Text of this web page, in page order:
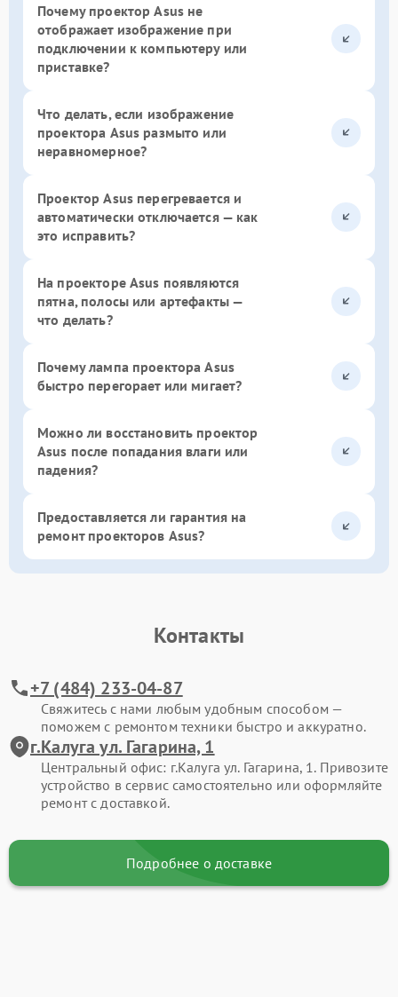
Почему проектор Asus не
отображает изображение при
подключении к компьютеру или
приставке?
Что делать, если изображение
проектора Asus размыто или
неравномерное?
Проектор Asus перегревается и
автоматически отключается — как
это исправить?
На проекторе Asus появляются
пятна, полосы или артефакты —
что делать?
Почему лампа проектора Asus
быстро перегорает или мигает?
Можно ли восстановить проектор
Asus после попадания влаги или
падения?
Предоставляется ли гарантия на
ремонт проекторов Asus?
Контакты
+7 (484) 233-04-87
Свяжитесь с нами любым удобным способом —
поможем с ремонтом техники быстро и аккуратно.
г.Калуга ул. Гагарина, 1
Центральный офис: г.Калуга ул. Гагарина, 1. Привозите
устройство в сервис самостоятельно или оформляйте
ремонт с доставкой.
Подробнее о доставке